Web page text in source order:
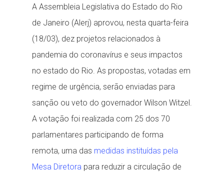
A Assembleia Legislativa do Estado do Rio
de Janeiro (Alerj) aprovou, nesta quarta-feira
(18/03), dez projetos relacionados à
pandemia do coronavírus e seus impactos
no estado do Rio. As propostas, votadas em
regime de urgência, serão enviadas para
sanção ou veto do governador Wilson Witzel.
A votação foi realizada com 25 dos 70
parlamentares participando de forma
remota, uma das medidas instituídas pela
Mesa Diretora para reduzir a circulação de